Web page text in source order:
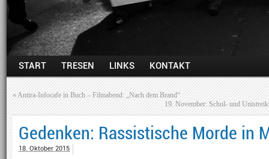
START TRESEN LINKS KONTAKT
«Antira-Infocafe in Buch – Filmabend: „Nach dem Brand“
19. November: Schul- und
Gedenken: Rassistische Morde in
18. Oktober 2015